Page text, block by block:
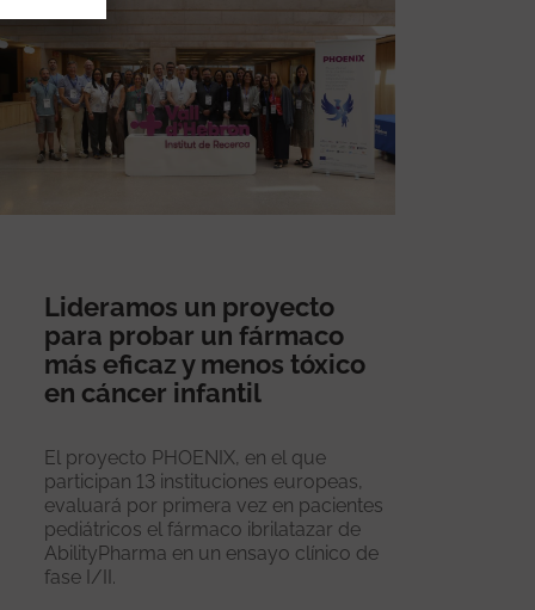
Lideramos un proyecto
para probar un fármaco
más eficaz y menos tóxico
en cáncer infantil
El proyecto PHOENIX, en el que
participan 13 instituciones europeas,
evaluará por primera vez en pacientes
pediátricos el fármaco ibrilatazar de
AbilityPharma en un ensayo clínico de
fase I/II.